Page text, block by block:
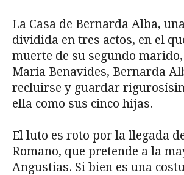
La Casa de Bernarda Alba,
dividida en tres actos, en el
muerte de su segundo
María Benavides, Bernarda
recluirse y guardar
ella como sus cinco hijas.
El luto es roto por la llegada
Romano, que pretende a la
Angustias. Si bien es una